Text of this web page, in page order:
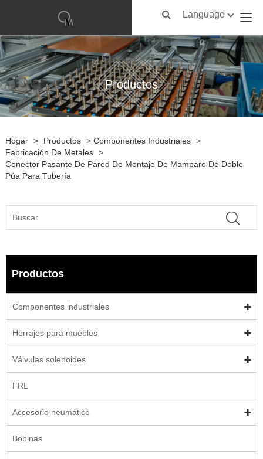
Language
Productos
Hogar > Productos > Componentes Industriales >
Fabricación De Metales >
Conector Pasante De Pared De Montaje De Mamparo De Doble
Púa Para Tubería
Productos
Componentes industriales
Herrajes para muebles
Válvulas solenoides
FRL
Accesorio neumático
Bobinas